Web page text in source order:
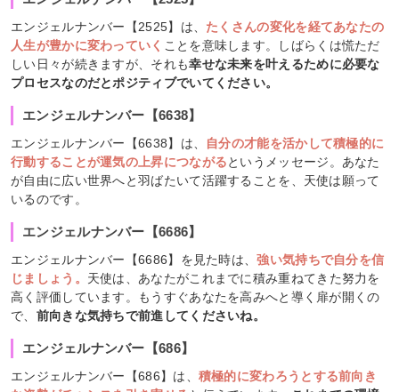
エンジェルナンバー【2525】は、 たくさんの変化を経てあなたの
人生が豊かに変わっていく ことを意味します。しばらくは慌ただ
しい日々が続きますが、それも幸せな未来を叶えるために必要な
プロセスなのだとポジティブでいてください。
エンジェルナンバー【6638】
エンジェルナンバー【6638】は、
自分の才能を活かして積極的に
行動することが運気の上昇につながるというメッセージ。あなた
が自由に広い世界へと羽ばたいて活躍することを、天使は願って
いるのです。
エンジェルナンバー【6686】
エンジェルナンバー【6686】を見た時は、強い気持ちで自分を信
じましょう。 天使は、あなたがこれまでに積み重ねてきた努力を
高く評価しています。もうすぐあなたを高みへと導く扉が開くの
で、 前向きな気持ちで前進してくださいね。
エンジェルナンバー【686】
エンジェルナンバー【686】は、 積極的に変わろうとする前向き